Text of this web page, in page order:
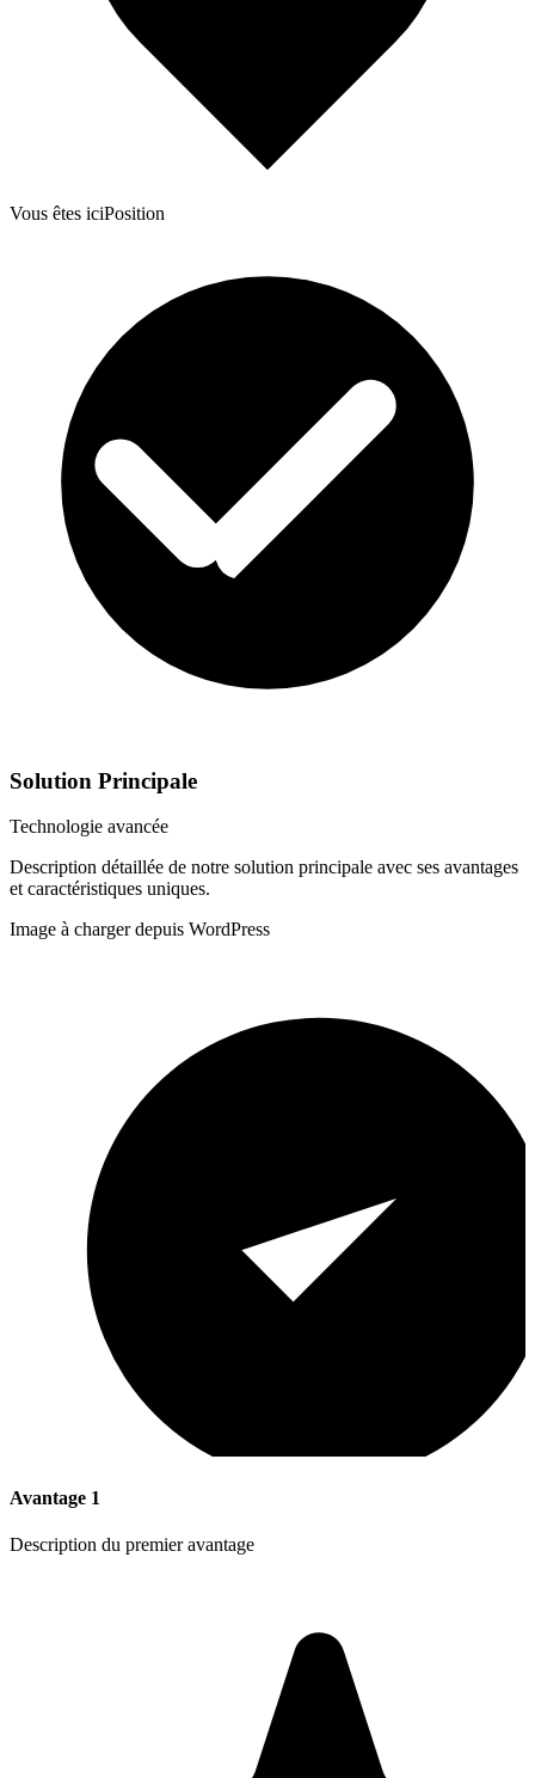
Vous êtes iciPosition
Solution Principale
Technologie avancée
Description détaillée de notre solution principale avec ses avantages
et caractéristiques uniques.
Image à charger depuis WordPress
Avantage 1
Description du premier avantage